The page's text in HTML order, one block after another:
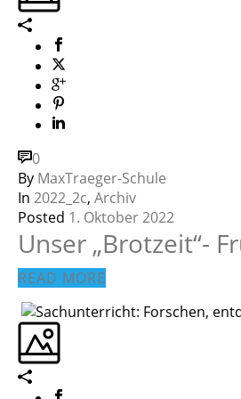
0
By MaxTraeger-Schule
In 2022_2c, Archiv
Posted 1. Oktober 2022
Unser „Brotzeit“-
READ MORE